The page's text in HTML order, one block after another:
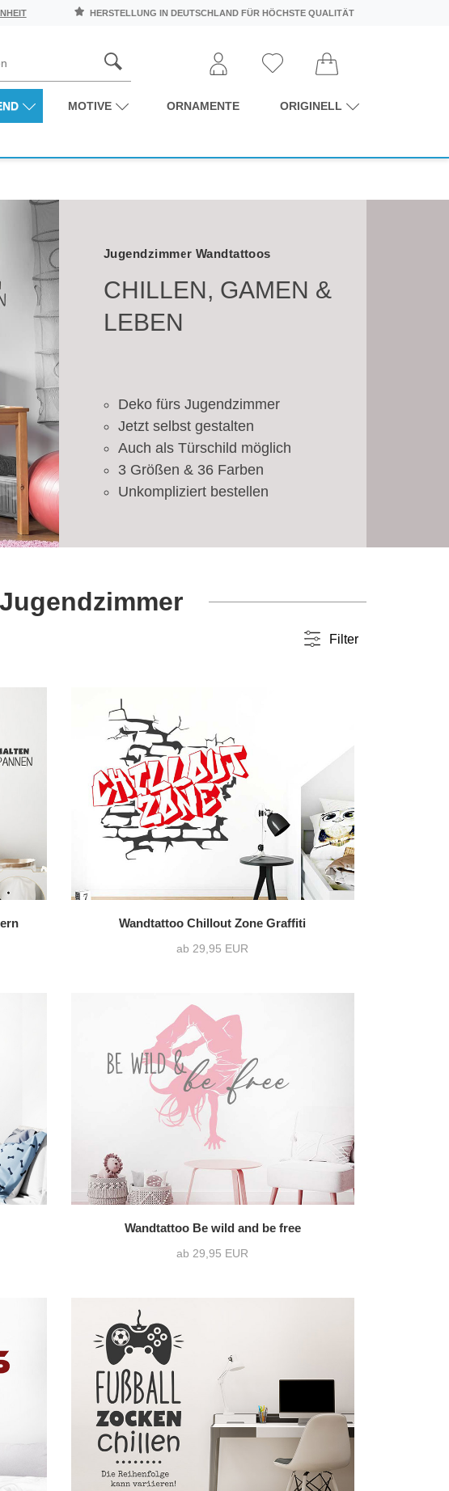
HERSTELLUNG IN DEUTSCHLAND FÜR HÖCHSTE QUALITÄT
MOTIVE ORNAMENTE ORIGINELL
Jugendzimmer Wandtattoos
CHILLEN, GAMEN &
LEBEN
Deko fürs Jugendzimmer
Jetzt selbst gestalten
Auch als Türschild möglich
3 Größen & 36 Farben
Unkompliziert bestellen
Filter
(193)
36 Varianten pro Motiv
zweifarbig
1216 Varianten pro Motiv
Wandtattoo Chillout Zone Graffiti
ab 29,95 EUR
Wandtattoo Be wild and be free
ab 29,95 EUR